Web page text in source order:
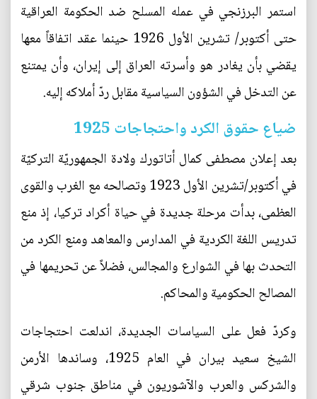
استمر البرزنجي في عمله المسلح ضد الحكومة العراقية
حتى أكتوبر/ تشرين الأول 1926 حينما عقد اتفاقاً معها
يقضي بأن يغادر هو وأسرته العراق إلى إيران، وأن يمتنع
عن التدخل في الشؤون السياسية مقابل ردّ أملاكه إليه.
ضياع حقوق الكرد واحتجاجات 1925
بعد إعلان مصطفى كمال أتاتورك ولادة الجمهوريّة التركيّة
في أكتوبر/تشرين الأول 1923 وتصالحه مع الغرب والقوى
العظمى، بدأت مرحلة جديدة في حياة أكراد تركيا، إذ منع
تدريس اللغة الكردية في المدارس والمعاهد ومنع الكرد من
التحدث بها في الشوارع والمجالس، فضلاً عن تحريمها في
المصالح الحكومية والمحاكم.
وكردّ فعل على السياسات الجديدة، اندلعت احتجاجات
الشيخ سعيد بيران في العام 1925، وساندها الأرمن
والشركس والعرب والآشوريون في مناطق جنوب شرقي